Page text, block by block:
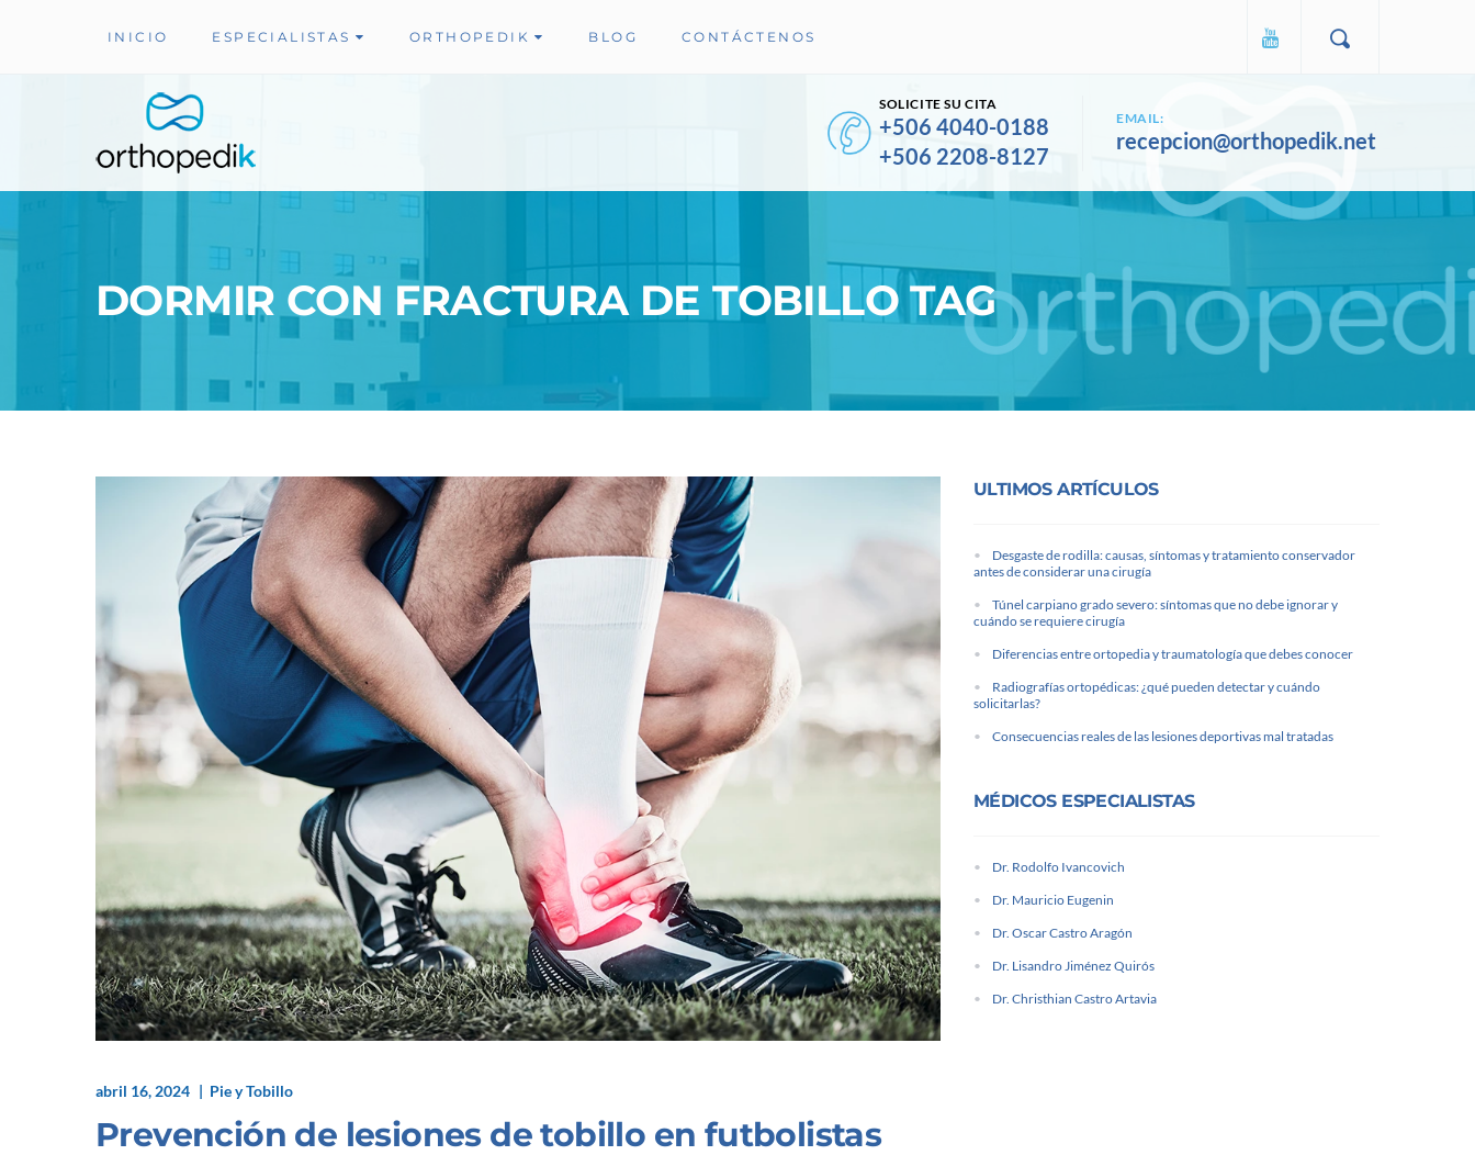
INICIO ESPECIALISTAS ORTHOPEDIK BLOG CONTÁCTENOS
SOLICITE SU CITA
+506 4040-0188
+506 2208-8127
EMAIL:
recepcion@orthopedik.net
DORMIR CON FRACTURA DE TOBILLO TAG
abril 16, 2024 Pie y Tobillo
Prevención de lesiones de tobillo en futbolistas
ULTIMOS ARTÍCULOS
Desgaste de rodilla: causas, síntomas y tratamiento conservador
antes de considerar una cirugía
Túnel carpiano grado severo: síntomas que no debe ignorar y
cuándo se requiere cirugía
Diferencias entre ortopedia y traumatología que debes conocer
Radiografías ortopédicas: ¿qué pueden detectar y cuándo
solicitarlas?
Consecuencias reales de las lesiones deportivas mal tratadas
MÉDICOS ESPECIALISTAS
Dr. Rodolfo Ivancovich
Dr. Mauricio Eugenin
Dr. Oscar Castro Aragón
Dr. Lisandro Jiménez Quirós
Dr. Christhian Castro Artavia